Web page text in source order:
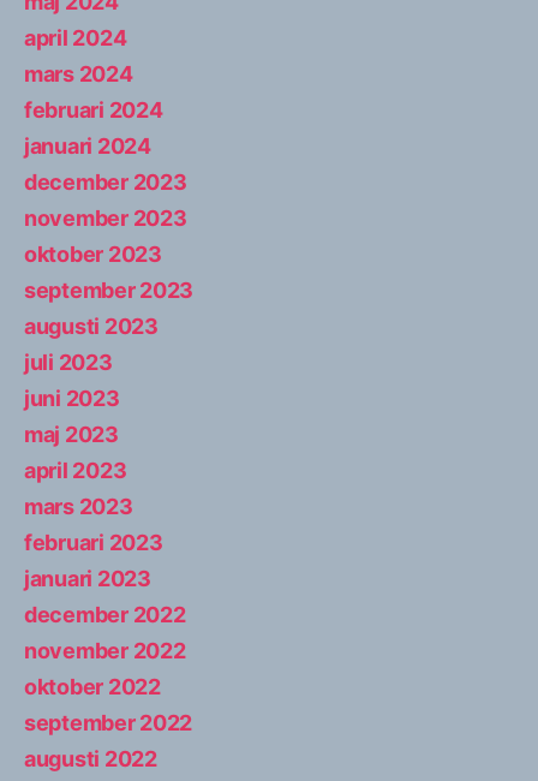
april 2024
mars 2024
februari 2024
januari 2024
december 2023
november 2023
oktober 2023
september 2023
augusti 2023
juli 2023
juni 2023
maj 2023
april 2023
mars 2023
februari 2023
januari 2023
december 2022
november 2022
oktober 2022
september 2022
augusti 2022